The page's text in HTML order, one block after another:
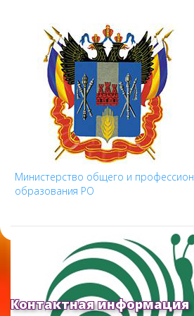
Министерство общего и
образования РО
Контактная информация